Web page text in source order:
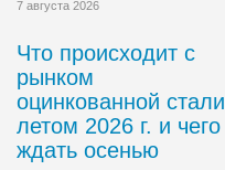
7 августа 2026
Что происходит с
рынком
оцинкованной стали
летом 2026 г. и чего
ждать осенью